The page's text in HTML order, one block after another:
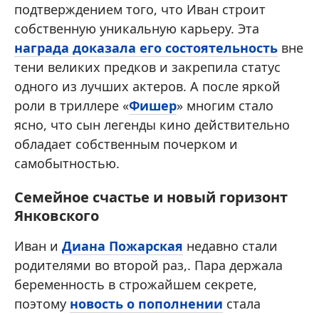
подтверждением того, что Иван строит
собственную уникальную карьеру. Эта
награда доказала его состоятельность вне
тени великих предков и закрепила статус
одного из лучших актеров. А после яркой
роли в триллере «Фишер» многим стало
ясно, что сын легенды кино действительно
обладает собственным почерком и
самобытностью.
Семейное счастье и новый горизонт
Янковского
Иван и Диана Пожарская недавно стали
родителями во второй раз,. Пара держала
беременность в строжайшем секрете,
поэтому новость о пополнении стала